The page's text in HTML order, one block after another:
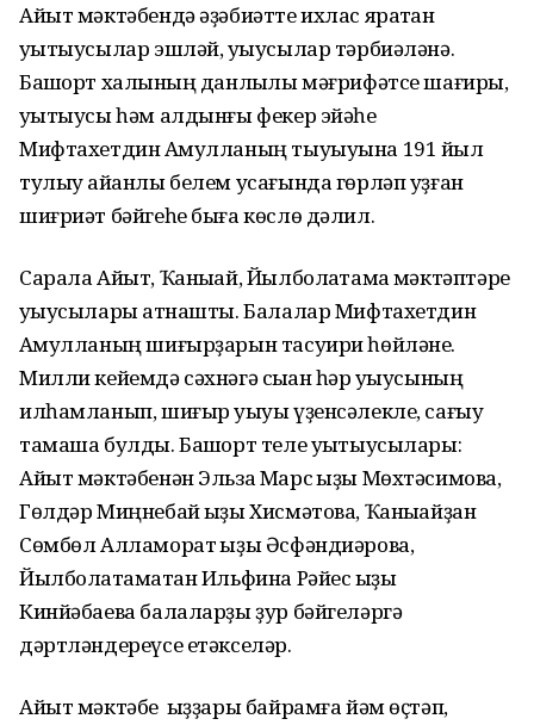
Айыт мәктәбендә әҙәбиәтте ихлас яратҡан
уҡытыусылар эшләй, уҡыусылар тәрбиәләнә.
Башҡорт халҡының данлыҡлы мәғрифәтсе шағиры,
уҡытыусы һәм алдынғы фекер эйәһе
Мифтахетдин Аҡмулланың тыуыуына 191 йыл
тулыу айҡанлы белем усағында гөрләп уҙған
шиғриәт бәйгеһе быға көслө дәлил.
Сарала Айыт, Ҡаныҡай, Йылболаҡтамаҡ мәктәптәре
уҡыусылары ҡатнашты. Балалар Мифтахетдин
Аҡмулланың шиғырҙарын тасуири һөйләне.
Милли кейемдә сәхнәгә сыҡҡан һәр уҡыусының
илһамланып, шиғыр уҡыуы үҙенсәлекле, сағыу
тамаша булды. Башҡорт теле уҡытыусылары:
Айыт мәктәбенән Эльза Марс ҡыҙы Мөхтәсимова,
Гөлдәр Миңнебай ҡыҙы Хисмәтова, Ҡаныҡайҙан
Сөмбөл Алламорат ҡыҙы Әсфәндиәрова,
Йылболаҡтамаҡтан Ильфина Рәйес ҡыҙы
Кинйәбаева балаларҙы ҙур бәйгеләргә
дәртләндереүсе етәкселәр.
Айыт мәктәбе ҡыҙҙары байрамға йәм өҫтәп,